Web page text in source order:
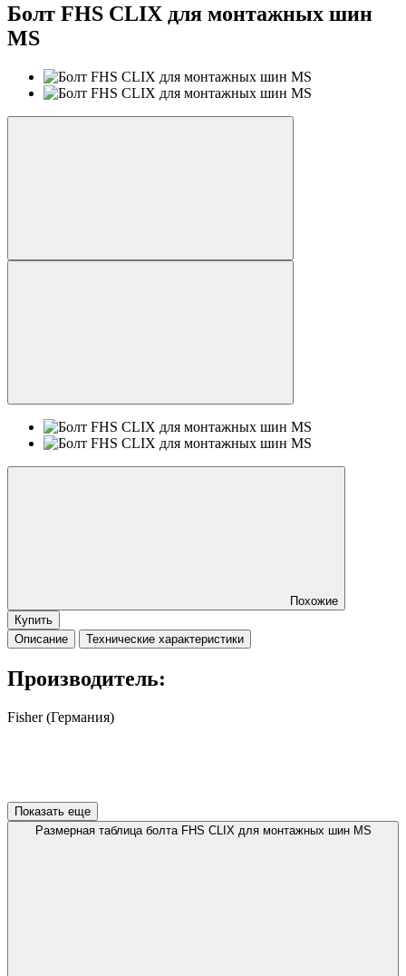
Болт FHS CLIX для монтажных шин
MS
Похожие
Купить
Описание
Технические характеристики
Производитель:
Fisher (Германия)
Показать еще
Размерная таблица болта FHS CLIX для монтажных шин MS